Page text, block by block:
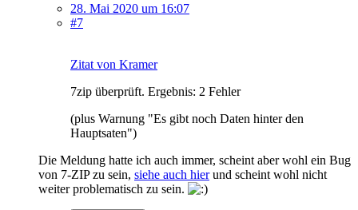
28. Mai 2020 um 16:07
#7
Zitat von Kramer
7zip überprüft. Ergebnis: 2 Fehler
(plus Warnung "Es gibt noch Daten hinter den
Hauptsaten")
Die Meldung hatte ich auch immer, scheint aber wohl ein Bug
von 7-ZIP zu sein, siehe auch hierund scheint wohl nicht
weiter problematisch zu sein.